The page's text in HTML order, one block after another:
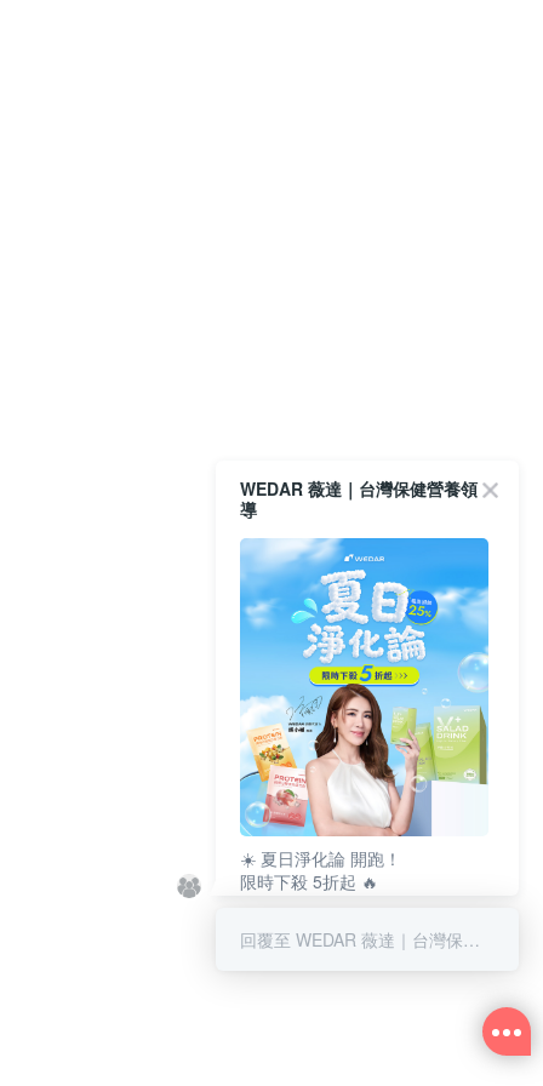
WEDAR 薇達｜台灣保健營養領
導
☀️ 夏日淨化論 開跑！
限時下殺 5折起 🔥
清爽補給趁現在 💚
回覆至 WEDAR 薇達｜台灣保健營養領導